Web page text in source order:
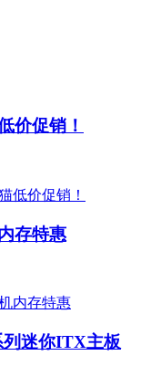
价促销！
存特惠
迷你ITX主板